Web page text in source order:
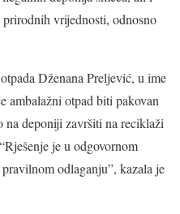
vrijednosti, odnosno
Dženana Preljević, u ime
ambalažni otpad biti pakovan
na deponiji završiti na reciklaži
je u odgovornom
odlaganju”, kazala je